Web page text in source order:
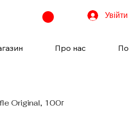
Увійти
Про нас
Original, 100г